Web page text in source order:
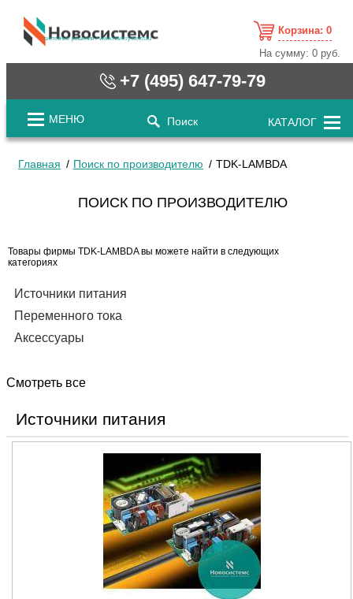
cистемные решения / www.novosystems.ru
Корзина: 0
На сумму:0 руб.
+7 (495) 647-79-79
МЕНЮ Поиск КАТАЛОГ
Главная Поиск по производителю TDK-LAMBDA
ПОИСК ПО ПРОИЗВОДИТЕЛЮ
Товары фирмы TDK-LAMBDA вы можете найти в следующих
категориях
Источники питания
Переменного тока
Аксессуары
Смотреть все
Источники питания